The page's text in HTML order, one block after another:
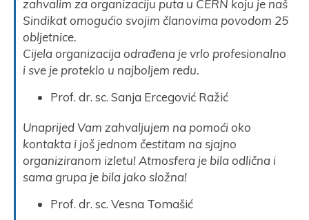
zahvalim za organizaciju puta u CERN koju je naš
Sindikat omogućio svojim članovima povodom 25
obljetnice.
Cijela organizacija odrađena je vrlo profesionalno
i sve je proteklo u najboljem redu.
Prof. dr. sc. Sanja Ercegović Ražić
Unaprijed Vam zahvaljujem na pomoći oko
kontakta i još jednom čestitam na sjajno
organiziranom izletu! Atmosfera je bila odlična i
sama grupa je bila jako složna!
Prof. dr. sc. Vesna Tomašić